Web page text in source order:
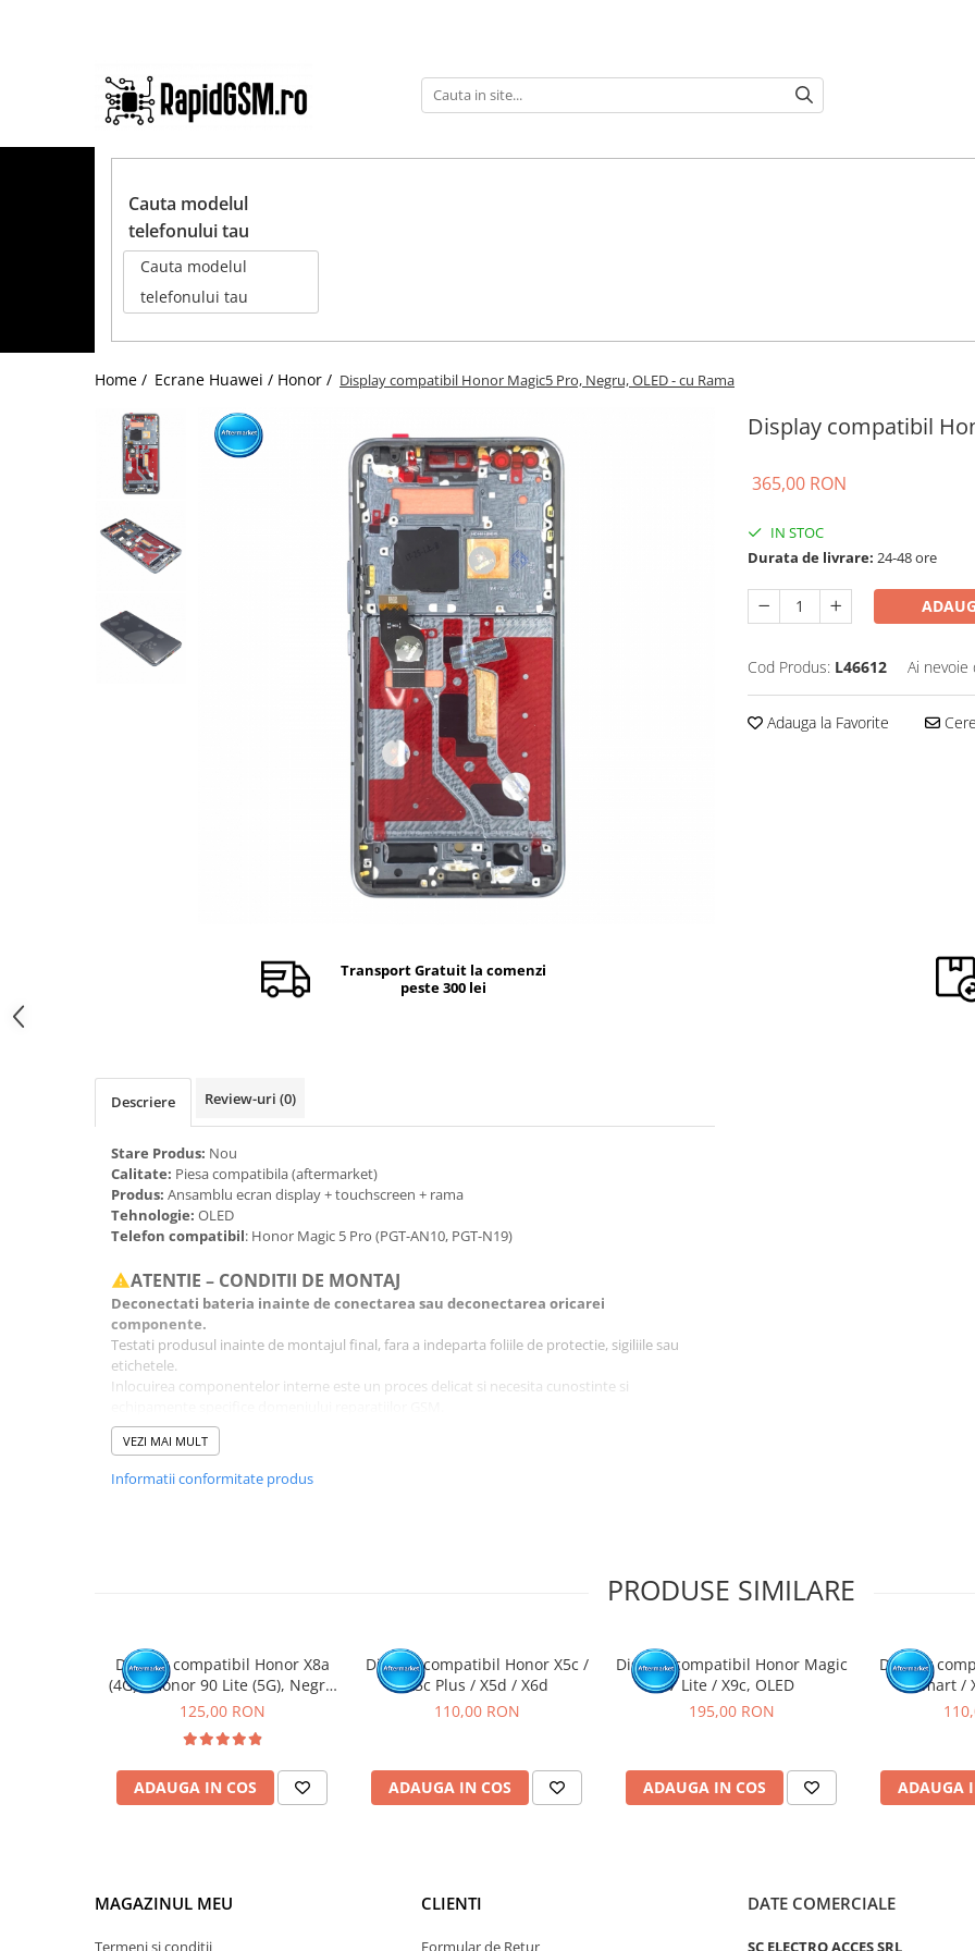
Ecrane Samsung
seria A
tableta
Ecrane iPhone
Ecrane Huawei / Honor
Ecrane Xiaomi / Redmi
Ecrane Motorola
Ecrane Oppo / Realme
Ecrane Diverse
Carcase si capace
Suruburi si adezivi
Piese din dezmembrari (SWAP)
Scule Service GSM
Cauta modelul
telefonului tau
Cauta modelul
telefonului tau
Home / Ecrane Huawei / Honor / Display compatibil Honor Magic5 Pro, Negru, OLED - cu Rama
Display compatibil
365,00 RON
IN STOC
Durata de livrare: 24-48 ore
Cod Produs: L46612 Ai nevoie
Adauga la Favorite
Transport Gratuit la comenzi
peste 300 lei
Descriere Review-uri (0)
Stare Produs: Nou
Calitate: Piesa compatibila (aftermarket)
Produs: Ansamblu ecran display + touchscreen + rama
Tehnologie: OLED
Telefon compatibil: Honor Magic 5 Pro (PGT-AN10, PGT-N19)
ATENTIE – CONDITII DE MONTAJ
Deconectati bateria inainte de conectarea sau deconectarea oricarei
componente.
Testati produsul inainte de montajul final, fara a indeparta foliile de protectie, sigiliile sau
etichetele.
Inlocuirea componentelor interne este un proces delicat si necesita cunostinte si
Se recomanda montajul intr-un service specializat.
GARANTIE
VEZI MAI MULT
Informatii conformitate produs
PRODUSE SIMILARE
Display compatibil Honor X8a
(4G) / Honor 90 Lite (5G), Negru
- cu Rama
125,00 RON
ADAUGA IN COS
Display compatibil Honor X5c /
X5c Plus / X5d / X6d
110,00 RON
ADAUGA IN COS
Display compatibil Honor Magic
7 Lite / X9c, OLED
195,00 RON
ADAUGA IN COS
Display
Smart /
ADAUGA
MAGAZINUL MEU
Termeni si conditii
CLIENTI
Formular de Retur
DATE COMERCIALE
SC ELECTRO ACCES SRL